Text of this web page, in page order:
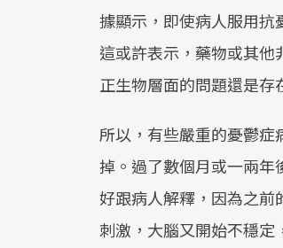
據顯示，即使病人服用抗
這或許表示，藥物或其
正生物層面的問題還是存
所以，有些嚴重的憂鬱
掉。過了數個月或一兩年
好跟病人解釋，因為之前
刺激，大腦又開始不穩